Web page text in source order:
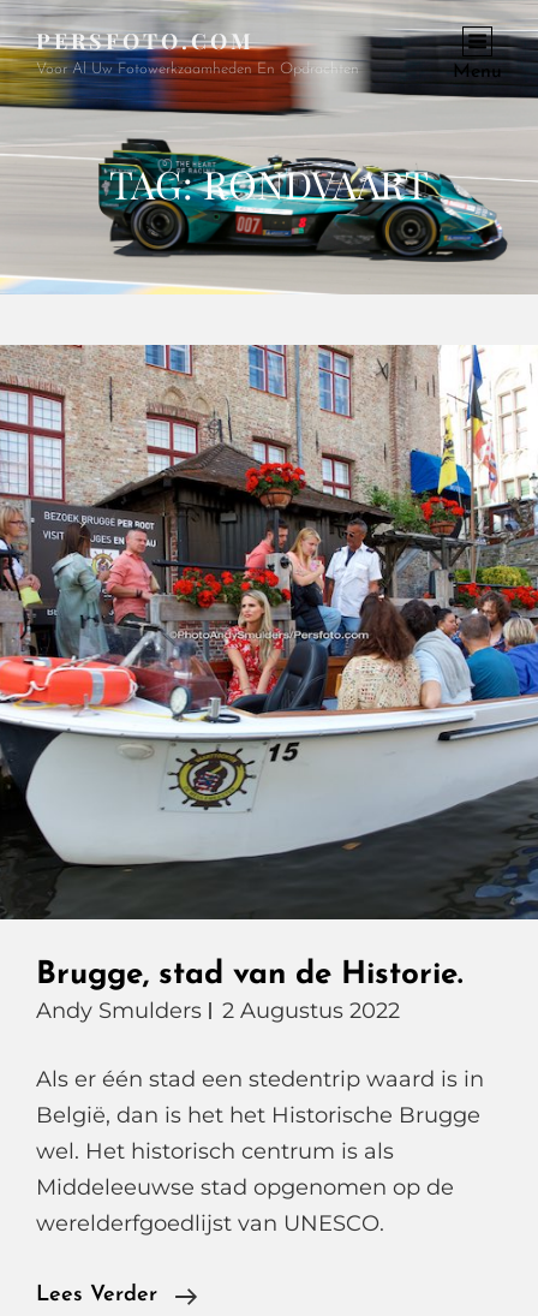
PERSFOTO.COM
Voor Al Uw Fotowerkzaamheden En Opdrachten Menu
TAG:RONDVAART
Brugge, stad van de Historie.
Andy Smulders 2 Augustus 2022
Als er één stad een stedentrip waard is in
België, dan is het het Historische Brugge
wel. Het historisch centrum is als
Middeleeuwse stad opgenomen op de
werelderfgoedlijst van UNESCO.
Lees Verder
Brugge,